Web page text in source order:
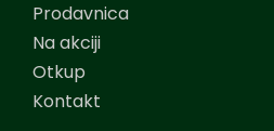
Prodavnica
Na akciji
Otkup
Kontakt